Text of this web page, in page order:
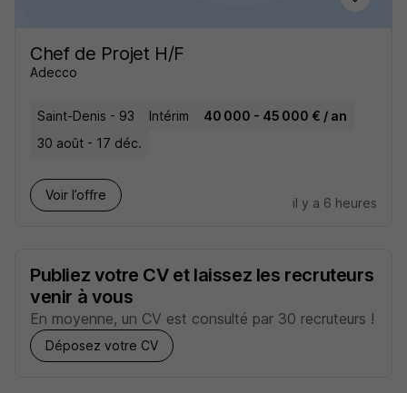
Chef de Projet H/F
Adecco
Saint-Denis - 93 Intérim
40 000 - 45 000 € / an
30 août - 17 déc.
Voir l’offre
il y a 6 heures
Publiez votre CV et laissez les recruteurs
venir à vous
En moyenne, un CV est consulté par 30 recruteurs !
Déposez votre CV